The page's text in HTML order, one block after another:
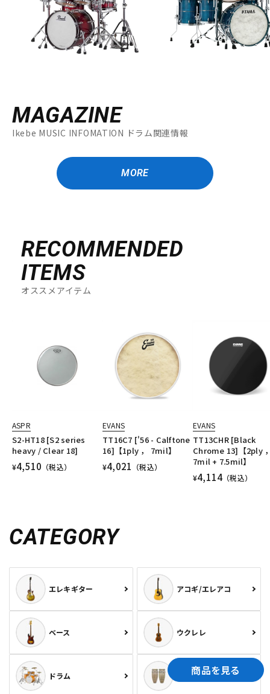
MAGAZINE
Ikebe MUSIC INFOMATION ドラム関連情報
MORE
商品を見る
RECOMMENDED
ITEMS
オススメアイテム
ASPR
S2-HT18 [S2 series
heavy / Clear 18]
¥4,510 （税込）
EVANS
TT16C7 ['56 - Calftone
16]【1ply ， 7mil】
¥4,021 （税込）
EVANS
TT13CHR [Black
Chrome 13]【2ply
7mil + 7.5mil】
¥4,114（税込）
CATEGORY
エレキギター アコギ/エレアコ
ベース ウクレレ
ドラム パーカッション